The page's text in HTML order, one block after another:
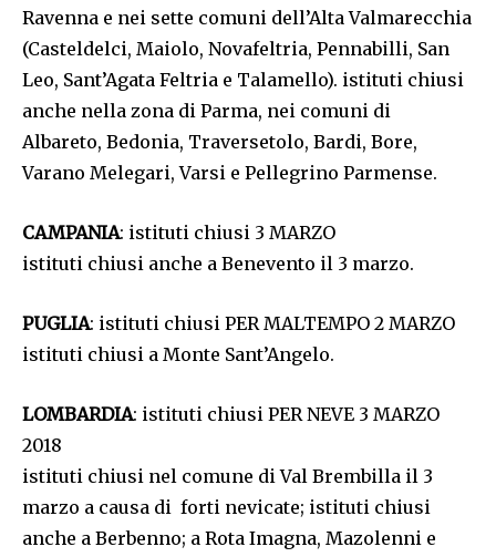
Ravenna e nei sette comuni dell’Alta Valmarecchia
(Casteldelci, Maiolo, Novafeltria, Pennabilli, San
Leo, Sant’Agata Feltria e Talamello). istituti chiusi
anche nella zona di Parma, nei comuni di
Albareto, Bedonia, Traversetolo, Bardi, Bore,
Varano Melegari, Varsi e Pellegrino Parmense.
CAMPANIA: istituti chiusi 3 MARZO
istituti chiusi anche a Benevento il 3 marzo.
PUGLIA: istituti chiusi PER MALTEMPO 2 MARZO
istituti chiusi a Monte Sant’Angelo.
LOMBARDIA: istituti chiusi PER NEVE 3 MARZO
2018
istituti chiusi nel comune di Val Brembilla il 3
marzo a causa di forti nevicate; istituti chiusi
anche a Berbenno; a Rota Imagna, Mazolenni e